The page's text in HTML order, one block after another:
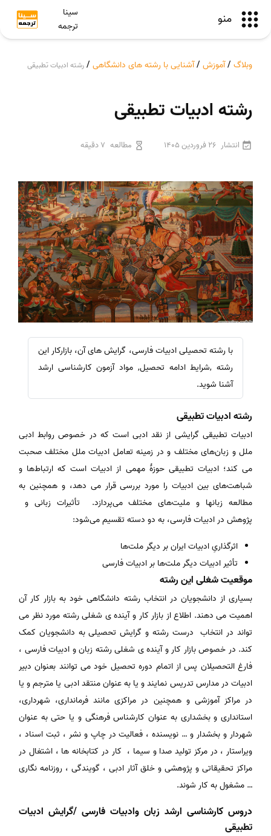
منو
سینا
ترجمه
وبلاگ /آموزش /آشنایی با رشته های دانشگاهی / رشته ادبیات تطبیقی
رشته ادبیات تطبیقی
انتشار 26 فروردین 1405 مطالعه 7 دقیقه
با رشته تحصیلی ادبیات فارسی، گرایش های آن، بازارکار این
رشته ,شرایط ادامه تحصیل, مواد آزمون کارشناسی ارشد
آشنا شوید.
رشته ادبیات تطبیقی
ادبیات تطبیقی گرایشی از نقد ادبی است که در خصوص روابط ادبی
ملل و زبان‌های مختلف و در زمینه تعامل ادبیات ملل مختلف صحبت
می کند؛ ادبیات تطبیقی حوزهٔ مهمی از ادبیات است که ارتباط‌ها و
شباهت‌های بین ادبیات را مورد بررسی قرار می دهد، و همچنین به
مطالعه زبانها و ملیت‌های مختلف می‌پردازد. تأثیرات زبانی و
پژوهش در ادبیات فارسی، به دو دسته تقسیم می‌شود:
اثرگذاریِ ادبیات ایران بر دیگر ملت‌ها
تأثیر ادبیات دیگر ملت‌ها بر ادبیات فارسی
موقعیت شغلی این رشته
بسیاری از دانشجویان در انتخاب رشته دانشگاهی خود به بازار کار آن
اهمیت می دهند. اطلاع از بازار کار و آینده ی شغلی رشته مورد نظر می
تواند در انتخاب درست رشته و گرایش تحصیلی به دانشجویان کمک
کند. در خصوص بازار کار و آینده ی شغلی رشته زبان و ادبیات فارسی ،
فارغ التحصیلان پس از اتمام دوره تحصیل خود می توانند بعنوان دبیر
ادبیات در مدارس تدریس نمایند و یا به عنوان منتقد ادبی یا مترجم و یا
در مراکز آموزشی و همچنین در مراکزی مانند فرمانداری، شهرداری،
استانداری و بخشداری به عنوان کارشناس فرهنگی و یا حتی به عنوان
شهردار و بخشدار و … نویسنده ، فعالیت در چاپ و نشر ، ثبت اسناد ،
ویراستار ، در مرکز تولید صدا و سیما ، کار در کتابخانه ها ، اشتغال در
مراکز تحقیقاتی و پژوهشی و خلق آثار ادبی ، گویندگی ، روزنامه نگاری
… مشغول به کار شوند.
دروس کارشناسی ارشد زبان وادبیات فارسی /گرایش ادبیات
تطبیقی